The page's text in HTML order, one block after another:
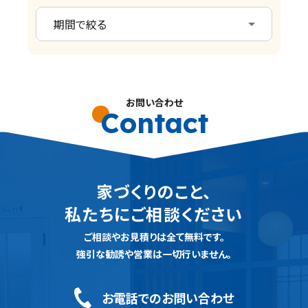
お問い合わせ
Contact
家づくりのこと、
私たちにご相談ください
ご相談やお見積りは全て無料です。
強引な勧誘や営業は一切行いません。
お電話でのお問い合わせ